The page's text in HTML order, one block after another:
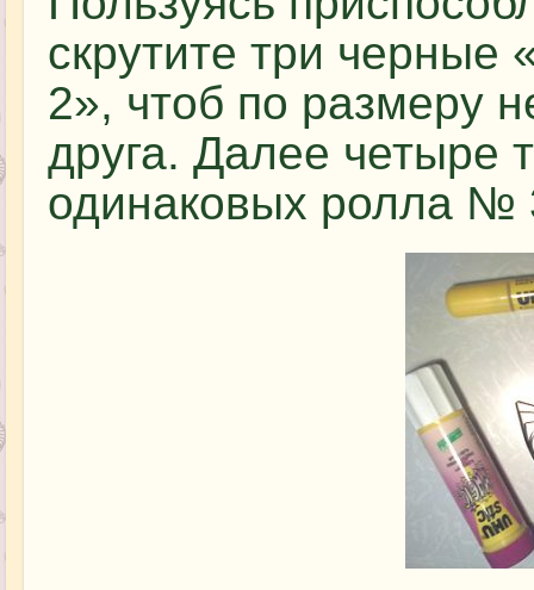
скрутите три
2», чтоб по размеру
друга. Далее четыре
одинаковых ролла №